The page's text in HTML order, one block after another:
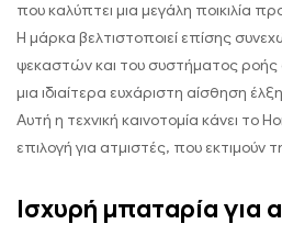
που καλύπτει μια μεγάλη ποικιλία
Η μάρκα βελτιστοποιεί επίσης
ψεκαστών και του συστήματος ροής
μια ιδιαίτερα ευχάριστη αίσθηση
Αυτή η τεχνική καινοτομία κάνει το
επιλογή για ατμιστές, που εκτιμούν
Ισχυρή μπαταρία